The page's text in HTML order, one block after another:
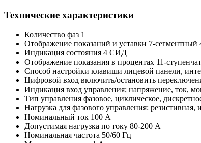
Технические характеристики
Количество фаз 1
Отображение показаний и уставки 7-сегментный
Индикация состояния 4 СИД
Отображение показания в процентах 11-
Способ настройки клавиши лицевой панели,
Цифровой вход включить/остановить
Индикация вход управления; напряжение, ток,
Тип управления фазовое, циклическое,
Нагрузка для фазового управления:
Номинальный ток 100 А
Допустимая нагрузка по току 80-200 А
Номинальная частота 50/60 Гц